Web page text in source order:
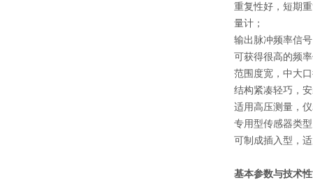
重复性好，短期
量计；
输出脉冲频率信
可获得很高的频
范围度宽，中大
结构紧凑轻巧，
适用高压测量，
专用型传感器类
可制成插入型，
基本参数与技术